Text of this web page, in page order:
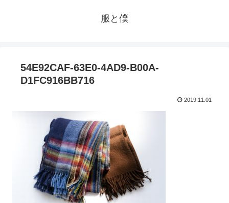
服と僕
54E92CAF-63E0-4AD9-B00A-
D1FC916BB716
2019.11.01